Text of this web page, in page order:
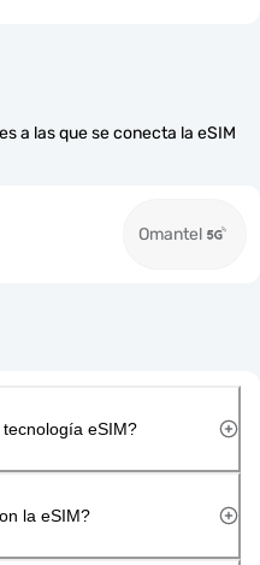
a las que se conecta la eSIM
Omantel
eSIM?
la eSIM?